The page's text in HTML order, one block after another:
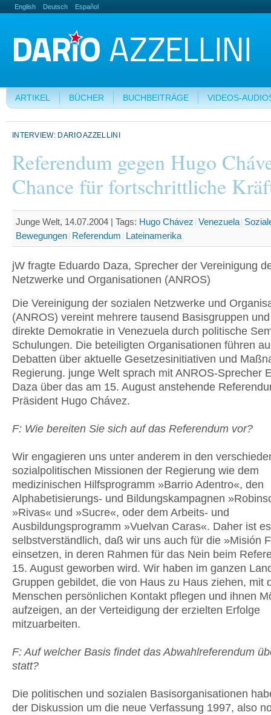
English Deutsch Español
ARTIKEL BÜCHER BUCHBEITRÄGE VIDEOS-
INTERVIEW: DARIO AZZELLINI
Referendum gegen Hugo
Chance für fortschrittliche
Junge Welt, 14.07.2004 | Tags: Hugo Chávez Venezuela
Bewegungen Referendum Lateinamerika
jW fragte Eduardo Daza, Sprecher der Vereinigung
Netzwerke und Organisationen (ANROS)
Die Vereinigung der sozialen Netzwerke und
(ANROS) vereint mehrere tausend Basisgruppen
direkte Demokratie in Venezuela durch politische
Schulungen. Die beteiligten Organisationen führen
Debatten über aktuelle Gesetzesinitiativen und
Regierung. junge Welt sprach mit ANROS-Sprecher
Daza über das am 15. August anstehende
Präsident Hugo Chávez.
F: Wie bereiten Sie sich auf das Referendum vor?
Wir engagieren uns unter anderem in den
sozialpolitischen Missionen der Regierung wie dem
medizinischen Hilfsprogramm »Barrio Adentro«, den
Alphabetisierungs- und Bildungskampagnen
»Rivas« und »Sucre«, oder dem Arbeits- und
Ausbildungsprogramm »Vuelvan Caras«. Daher ist
selbstverständlich, daß wir uns auch für die »Misión
einsetzen, in deren Rahmen für das Nein beim
15. August geworben wird. Wir haben im ganzen
Gruppen gebildet, die von Haus zu Haus ziehen, mit
Menschen persönlichen Kontakt pflegen und ihnen
aufzeigen, an der Verteidigung der erzielten Erfolge
mitzuarbeiten.
F: Auf welcher Basis findet das Abwahlreferendum
statt?
Die politischen und sozialen Basisorganisationen
der Diskussion um die neue Verfassung 1997, also